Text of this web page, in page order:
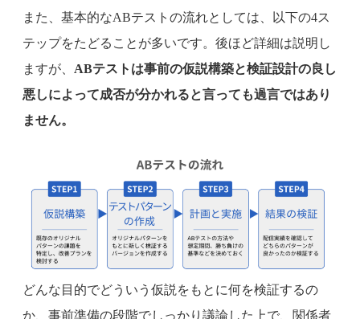
また、基本的なABテストの流れとしては、以下の4ス
テップをたどることが多いです。後ほど詳細は説明し
ますが、 ABテストは事前の仮説構築と検証設計の良し
悪しによって成否が分かれると言っても過言ではあり
ません。
どんな目的でどういう仮説をもとに何を検証するの
か、事前準備の段階でしっかり議論した上で、関係者